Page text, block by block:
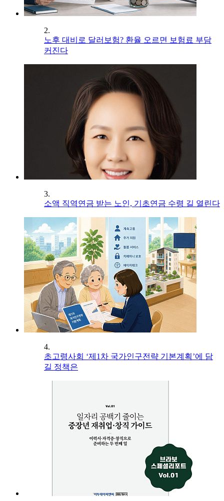
2.
노후 대비로 달러보험? 환율 오르면 보험료 부담
커진다
3.
소액 직역연금 받는 노인, 기초연금 수령 길 열린다
4.
초고령사회 ‘제1차 국가인구전략 기본계획’에 담
길 정책은